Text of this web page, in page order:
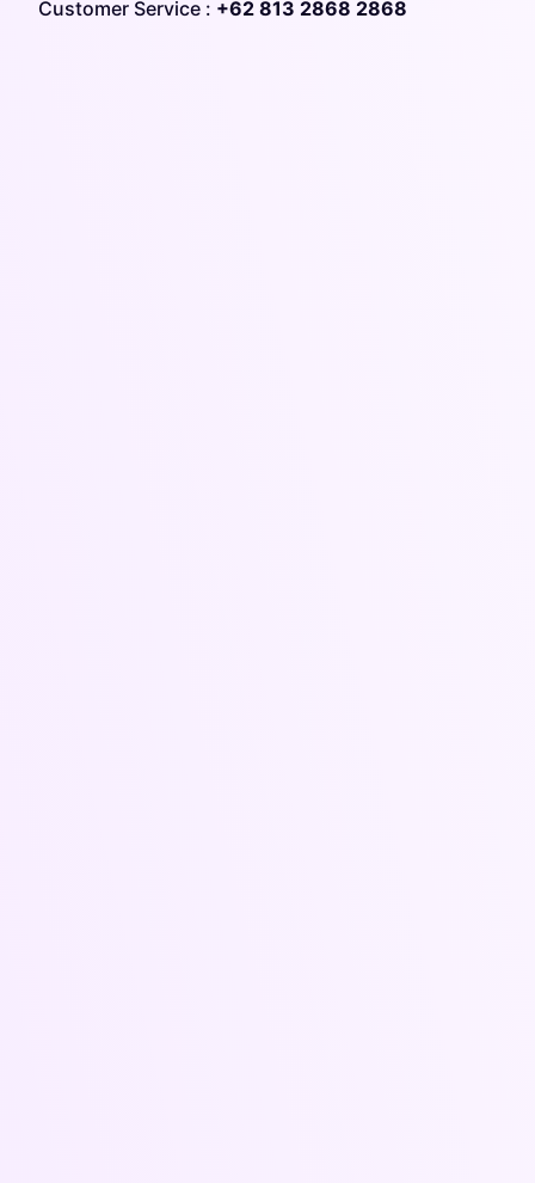
Customer Service : +62 813 2868 2868